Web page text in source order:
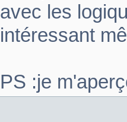
avec les
intéressant
PS :je